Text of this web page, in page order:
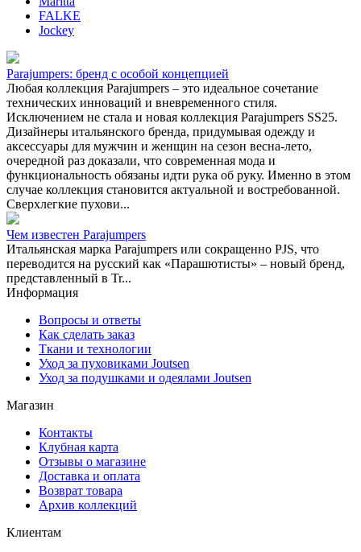
FALKE
Jockey
Parajumpers: бренд с особой концепцией
Любая коллекция Parajumpers – это идеальное сочетание
технических инноваций и вневременного стиля.
Исключением не стала и новая коллекция Parajumpers SS25.
Дизайнеры итальянского бренда, придумывая одежду и
аксессуары для мужчин и женщин на сезон весна-лето,
очередной раз доказали, что современная мода и
функциональность обязаны идти рука об руку. Именно в этом
случае коллекция становится актуальной и востребованной.
Сверхлегкие пухови...
Чем известен Parajumpers
Итальянская марка Parajumpers или сокращенно PJS, что
переводится на русский как «Парашютисты» – новый бренд,
представленный в Tr...
Информация
Вопросы и ответы
Как сделать заказ
Ткани и технологии
Уход за пуховиками Joutsen
Уход за подушками и одеялами Joutsen
Магазин
Контакты
Клубная карта
Отзывы о магазине
Доставка и оплата
Возврат товара
Архив коллекций
Клиентам